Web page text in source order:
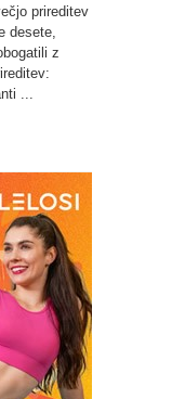
prireditev
desete,
z
...